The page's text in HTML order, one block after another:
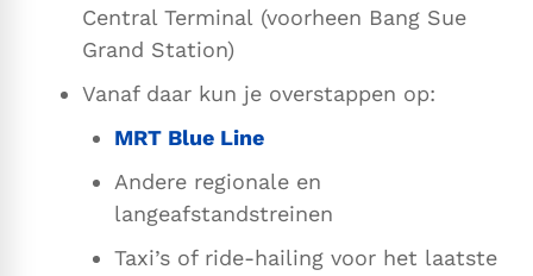
Central Terminal (voorheen Bang Sue
Grand Station)
Vanaf daar kun je overstappen op:
MRT Blue Line
Andere regionale en
langeafstandstreinen
Taxi’s of ride-hailing voor het laatste